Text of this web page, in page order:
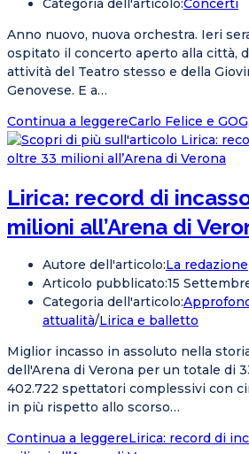
Categoria dell'articolo:Concerti
Anno nuovo, nuova orchestra. Ieri
ospitato il concerto aperto alla città,
attività del Teatro stesso e della
Genovese. E a…
Continua a leggereCarlo Felice e
Lirica: record di
milioni all’Arena di
Autore dell'articolo:La redazione
Articolo pubblicato:15
Categoria dell'articolo:
attualità/Lirica e balletto
Miglior incasso in assoluto nella
dell'Arena di Verona per un totale di
402.722 spettatori complessivi con
in più rispetto allo scorso…
Continua a leggereLirica: record di